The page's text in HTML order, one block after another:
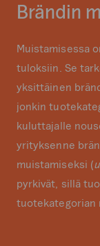
Brändin
Muistamisessa
tuloksiin. Se
yksittäinen
jonkin
kuluttajalle
yrityksenne
muistamiseksi (
pyrkivät, sillä
tuotekategorian